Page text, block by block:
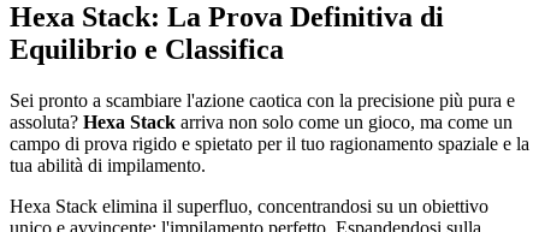
Hexa Stack: La Prova Definitiva di
Equilibrio e Classifica
Sei pronto a scambiare l'azione caotica con la precisione più pura e
assoluta? Hexa Stack arriva non solo come un gioco, ma come un
campo di prova rigido e spietato per il tuo ragionamento spaziale e la
tua abilità di impilamento.
Hexa Stack elimina il superfluo, concentrandosi su un obiettivo
unico e avvincente: l'impilamento perfetto. Espandendosi sulla